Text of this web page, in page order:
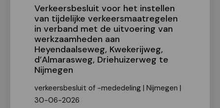
Verkeersbesluit voor het instellen
van tijdelijke verkeersmaatregelen
in verband met de uitvoering van
werkzaamheden aan
Heyendaalseweg, Kwekerijweg,
d’Almarasweg, Driehuizerweg te
Nijmegen
verkeersbesluit of -mededeling | Nijmegen |
30-06-2026